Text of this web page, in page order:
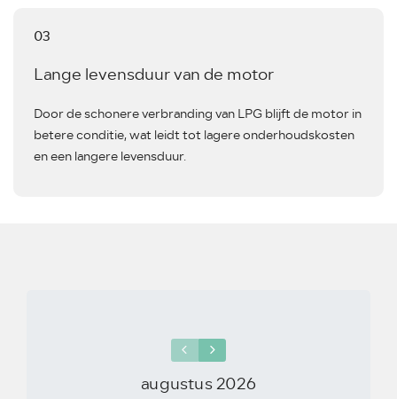
03
Lange levensduur van de motor
Door de schonere verbranding van LPG blijft de motor in
betere conditie, wat leidt tot lagere onderhoudskosten
en een langere levensduur.